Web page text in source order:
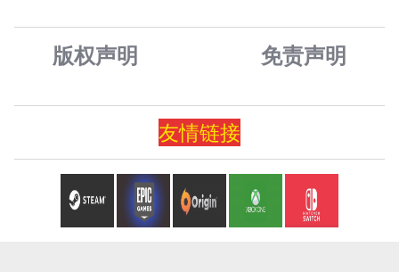
版权声明 免责声明
友情链接